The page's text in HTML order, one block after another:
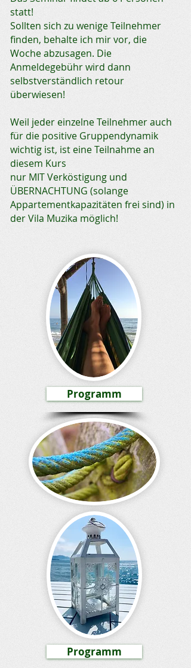
statt!
Sollten sich zu wenige Teilnehmer
finden, behalte ich mir vor, die
Woche abzusagen. Die
Anmeldegebühr wird dann
selbstverständlich retour
überwiesen!
Weil jeder einzelne Teilnehmer auch
für die positive Gruppendynamik
wichtig ist, ist eine Teilnahme an
diesem Kurs
nur MIT Verköstigung und
ÜBERNACHTUNG (solange
Appartementkapazitäten frei sind) in
der Vila Muzika möglich!
Programm
Programm